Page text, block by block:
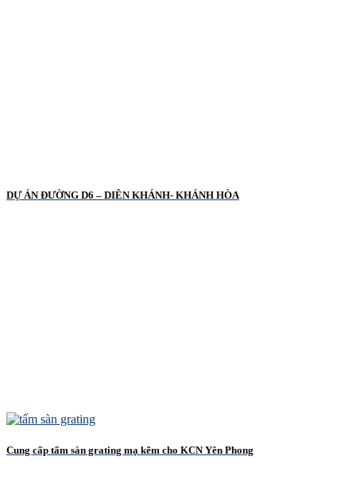
DỰ ÁN ĐƯỜNG D6 – DIÊN KHÁNH- KHÁNH HÒA
Cung cấp tấm sàn grating mạ kẽm cho KCN Yên Phong